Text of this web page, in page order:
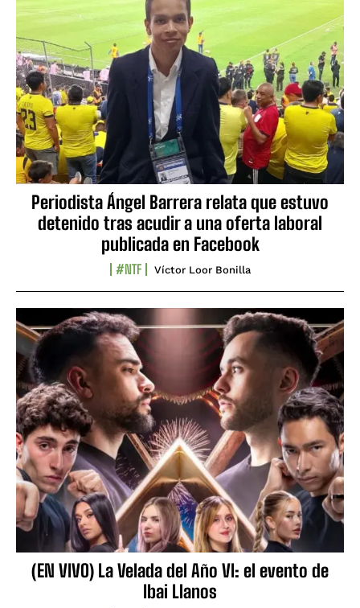
Periodista Ángel Barrera relata que estuvo
detenido tras acudir a una oferta laboral
publicada en Facebook
#NTF Víctor Loor Bonilla
(EN VIVO) La Velada del Año VI: el evento de
Ibai Llanos